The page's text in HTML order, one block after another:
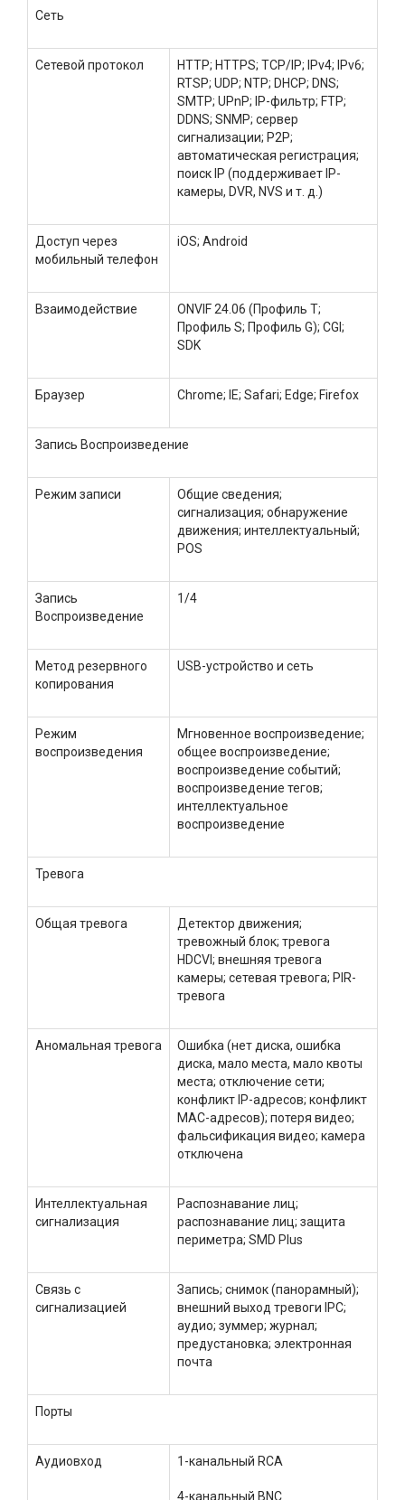
Сеть
Сетевой протокол
HTTP; HTTPS; TCP/IP; IPv4; IPv6;
RTSP; UDP; NTP; DHCP; DNS;
SMTP; UPnP; IP-фильтр; FTP;
DDNS; SNMP; сервер
сигнализации; P2P;
автоматическая регистрация;
поиск IP (поддерживает IP-
камеры, DVR, NVS и т. д.)
Доступ через
мобильный телефон
iOS; Android
Взаимодействие
ONVIF 24.06 (Профиль T;
Профиль S; Профиль G); CGI;
SDK
Браузер Chrome; IE; Safari; Edge; Firefox
Запись Воспроизведение
Режим записи
Общие сведения;
сигнализация; обнаружение
движения; интеллектуальный;
POS
Запись
Воспроизведение
1/4
Метод резервного
копирования
USB-устройство и сеть
Режим
воспроизведения
Мгновенное воспроизведение;
общее воспроизведение;
воспроизведение событий;
воспроизведение тегов;
интеллектуальное
воспроизведение
Тревога
Общая тревога
Детектор движения;
тревожный блок; тревога
HDCVI; внешняя тревога
камеры; сетевая тревога; PIR-
тревога
Аномальная тревога
Ошибка (нет диска, ошибка
диска, мало места, мало квоты
места; отключение сети;
конфликт IP-адресов; конфликт
MAC-адресов); потеря видео;
фальсификация видео; камера
отключена
Интеллектуальная
сигнализация
Распознавание лиц;
распознавание лиц; защита
периметра; SMD Plus
Связь с
сигнализацией
Запись; снимок (панорамный);
внешний выход тревоги IPC;
аудио; зуммер; журнал;
предустановка; электронная
почта
Порты
Аудиовход 1-канальный RCA
4-канальный BNC